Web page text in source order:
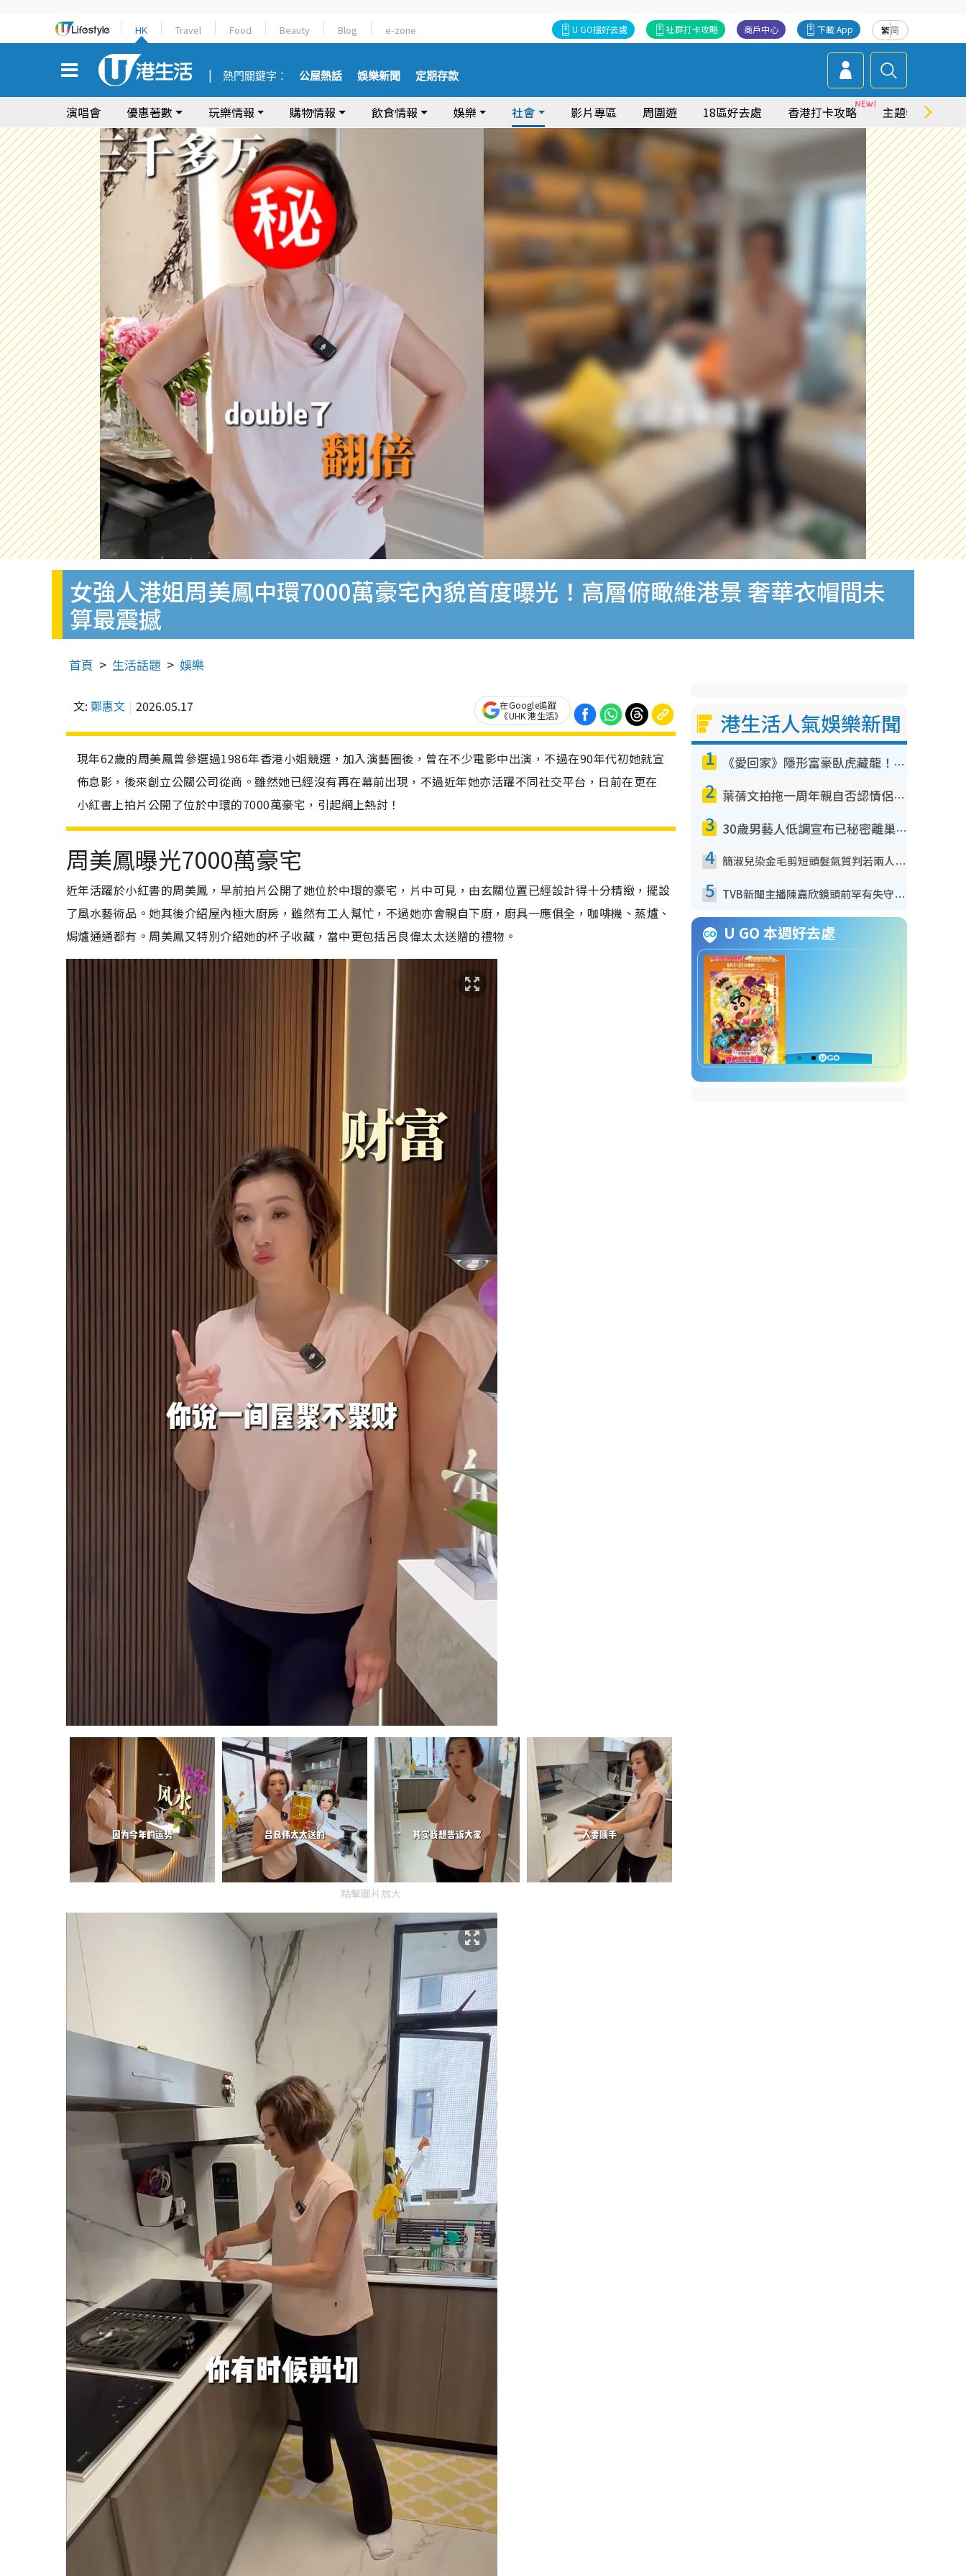
HK Travel Food Beauty Blog e-zone 繁简
下載 App
商戶中心
社群打卡攻略
U GO搵好去處
熱門關鍵字： 公屋熱話 娛樂新聞 定期存款
演唱會 優惠著數 玩樂情報 購物情報 飲食情報 娛樂 社會 影片專區 周圍遊 18區好去處 香港打卡攻略 主題特集
女強人港姐周美鳳中環7000萬豪宅內貌首度曝光！高層俯瞰維港景 奢華衣帽間未
算最震撼
首頁 生活話題 娛樂
文: 鄭惠文 2026.05.17
在Google追蹤
《UHK 港生活》
現年62歲的周美鳳曾參選過1986年香港小姐競選，加入演藝圈後，曾在不少電影中出演，不過在90年代初她就宣
佈息影，後來創立公關公司從商。雖然她已經沒有再在幕前出現，不過近年她亦活躍不同社交平台，日前在更在
小紅書上拍片公開了位於中環的7000萬豪宅，引起網上熱討！
周美鳳曝光7000萬豪宅
近年活躍於小紅書的周美鳳，早前拍片公開了她位於中環的豪宅，片中可見，由玄關位置已經設計得十分精緻，擺設
了風水藝術品。她其後介紹屋內極大廚房，雖然有工人幫忙，不過她亦會親自下廚，廚具一應俱全，咖啡機、蒸爐、
焗爐通通都有。周美鳳又特別介紹她的杯子收藏，當中更包括呂良偉太太送贈的禮物。
點擊圖片放大
港生活人氣娛樂新聞
1 《愛回家》隱形富豪臥虎藏龍！盤點12位財氣逼人的有錢藝人：呢位靚女3億身家唔憂做
2 葉蒨文拍拖一周年親自否認情侶關係？！被質疑感情造假竟稱GM「普通同事」
3 30歲男藝人低調宣布已秘密離巢！人氣急跌變失蹤人口︰「這幾年過得並不容易」
4 簡淑兒染金毛剪短頭髮氣質判若兩人！嚇壞老公麥大力都認唔出：「你做咩事？」
5 TVB新聞主播陳嘉欣鏡頭前罕有失守！遭林超英一句說話突襲嚇親當場大笑
U GO 本週好去處